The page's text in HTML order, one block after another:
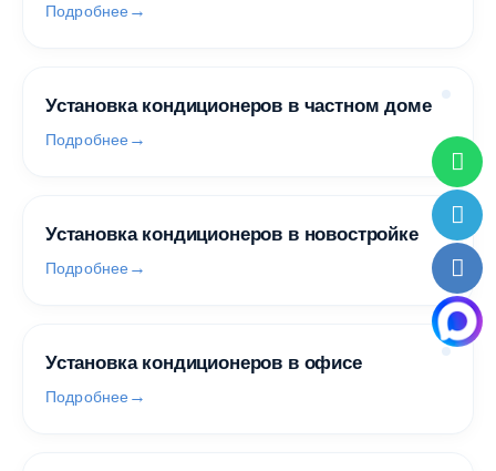
Подробнее
Установка кондиционеров в частном доме
Подробнее
Установка кондиционеров в новостройке
Подробнее
Установка кондиционеров в офисе
Подробнее